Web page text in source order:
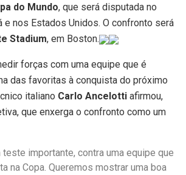
do Mundo, que será disputada no
e nos Estados Unidos. O confronto será
Stadium, em Boston.
forças com uma equipe que é
das favoritas à conquista do próximo
italiano Carlo Ancelotti afirmou,
que enxerga o confronto como um
teste importante, contra uma equipe que
na Copa. Queremos mostrar uma boa